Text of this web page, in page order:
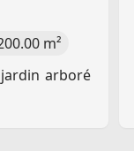
m²
arboré